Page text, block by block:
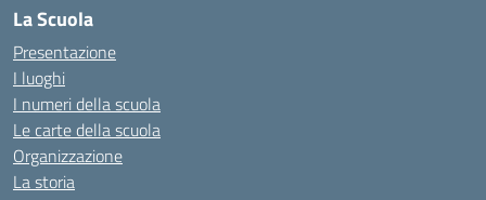
La Scuola
Presentazione
I luoghi
I numeri della scuola
Le carte della scuola
Organizzazione
La storia